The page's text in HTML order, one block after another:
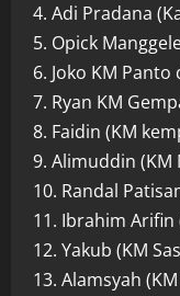
4. Adi Pradana
5. Opick
6. Joko KM
7. Ryan KM
8. Faidin (KM
9. Alimuddin (KM
10. Randal
11. Ibrahim Arifin
12. Yakub (KM
13. Alamsyah